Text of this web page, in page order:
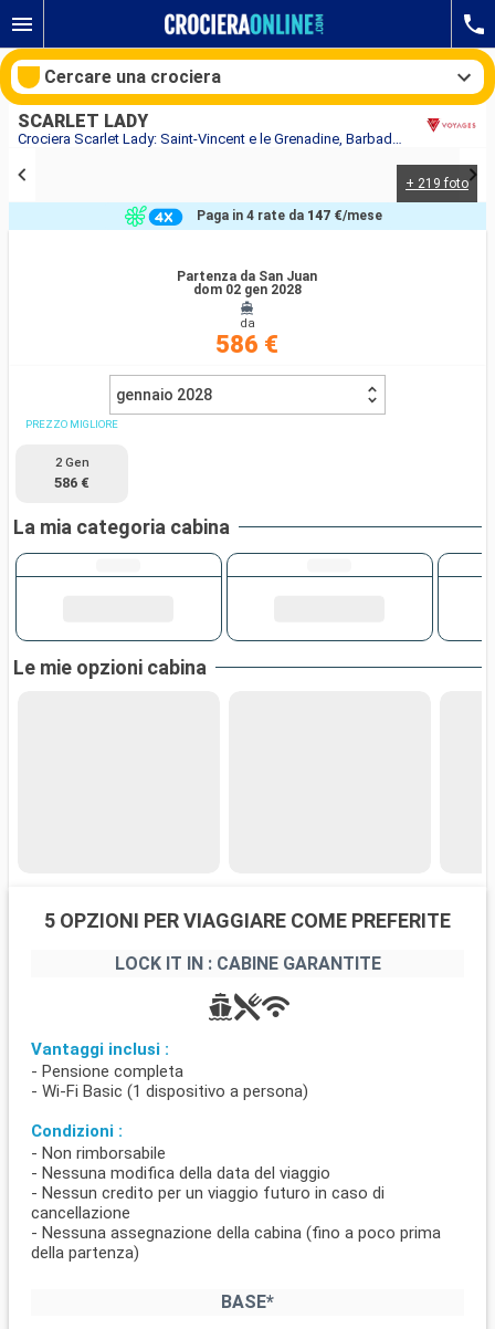
Crociera Scarlet Lady: Saint-Vincent e le Grenadine, Barbados, Dominica, Saint Martin, Portorico in partenza da San Juan
SCARLET LADY
+ 219 foto
Partenza da San Juan
dom 02 gen 2028
da
586 €
Paga in 4 rate da147 €/mese
gennaio 2028
PREZZO MIGLIORE
2 Gen
586 €
La mia categoria cabina
Le mie opzioni cabina
5 OPZIONI PER VIAGGIARE COME PREFERITE
LOCK IT IN : CABINE GARANTITE
Vantaggi inclusi :
- Pensione completa
- Wi-Fi Basic (1 dispositivo a persona)
Condizioni :
- Non rimborsabile
- Nessuna modifica della data del viaggio
- Nessun credito per un viaggio futuro in caso di
cancellazione
- Nessuna assegnazione della cabina (fino a poco prima
della partenza)
BASE*
Cercare una crociera
Le nostre destinazioni
Compagnie
Ricerca